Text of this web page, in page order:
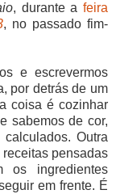
, durante a feira
, no passado fim-
e escrevermos
por detrás de um
coisa é cozinhar
sabemos de cor,
Outra
pensadas
os ingredientes
em frente. É